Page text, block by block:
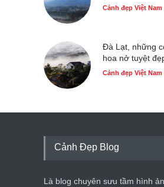
Cảnh đẹp Việt Nam
Đà Lạt, những
hoa nở tuyệt
Cảnh đẹp Việt Nam
Cảnh Đẹp Blog
Là blog chuyên sưu tầm hình